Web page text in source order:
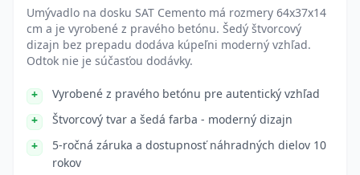
Umývadlo na dosku SAT Cemento má rozmery 64x37x14
cm a je vyrobené z pravého betónu. Šedý štvorcový
dizajn bez prepadu dodáva kúpeľni moderný vzhľad.
Odtok nie je súčasťou dodávky.
Vyrobené z pravého betónu pre autentický vzhľad
Štvorcový tvar a šedá farba - moderný dizajn
5-ročná záruka a dostupnosť náhradných dielov 10
rokov